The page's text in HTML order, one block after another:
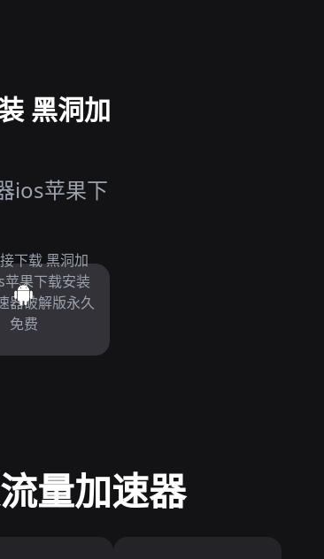
黑洞加
ios苹果下
下载 黑洞加
果下载安装
器破解版永久
免费
量加速器